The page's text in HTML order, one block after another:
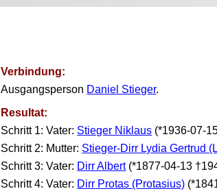
Verbindung:
Ausgangsperson Daniel Stieger.
Resultat:
Schritt 1: Vater: Stieger Niklaus (*1936-07-
Schritt 2: Mutter: Stieger-Dirr Lydia Gertrud
Schritt 3: Vater: Dirr Albert(*1877-04-13
Schritt 4: Vater: Dirr Protas (Protasius)